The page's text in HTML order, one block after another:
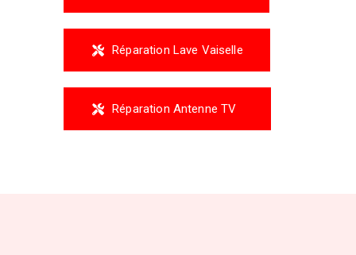
Réparation Lave Vaiselle
Réparation Antenne TV